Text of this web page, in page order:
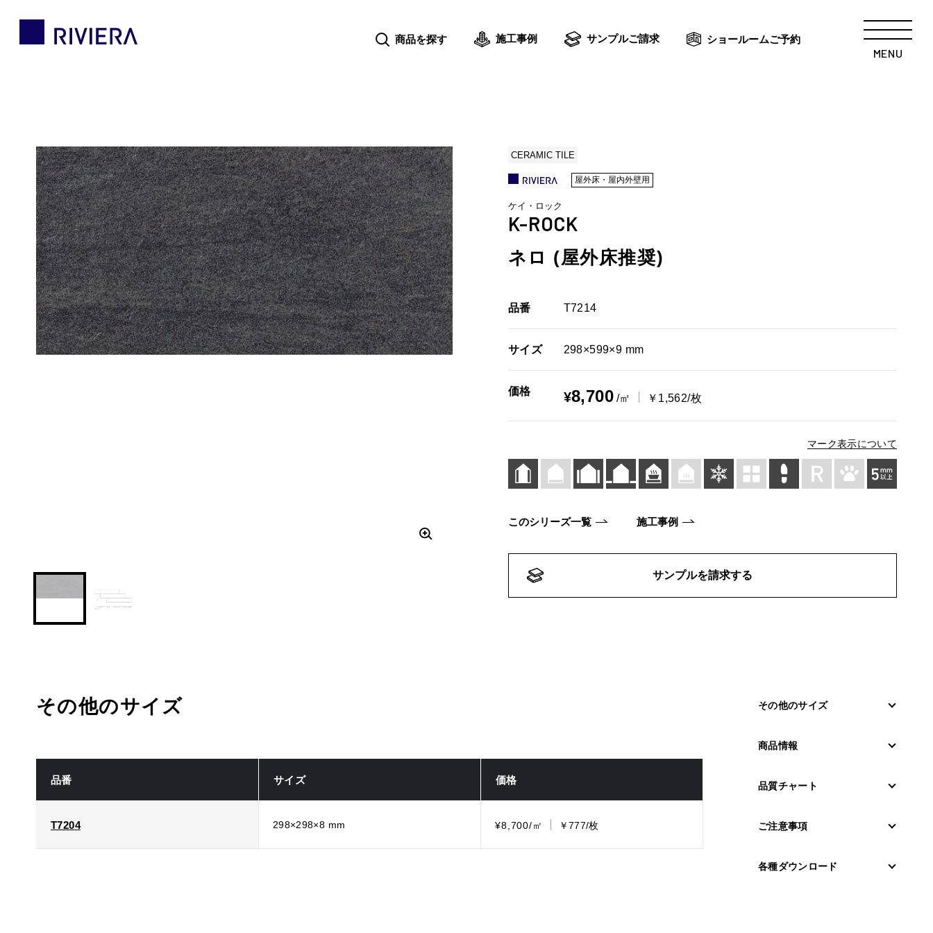
商品を探す 施工事例 サンプルご請求 ショールームご予約
MENU
CERAMIC TILE
屋外床・屋内外壁用
ケイ・ロック
K-ROCK
ネロ (屋外床推奨)
品番 T7214
サイズ 298×599×9 mm
価格 ¥8,700 /㎡ ￥1,562/枚
マーク表示について
このシリーズ一覧 施工事例
サンプルを請求する
その他のサイズ
商品情報
品質チャート
ご注意事項
各種ダウンロード
その他のサイズ
品番 サイズ 価格
T7204 298×298×8 mm ¥8,700/㎡ ￥777/枚